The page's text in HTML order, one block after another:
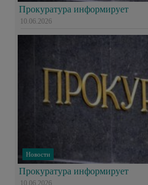
Прокуратура информирует
10.06.2026
Новости
Прокуратура информирует